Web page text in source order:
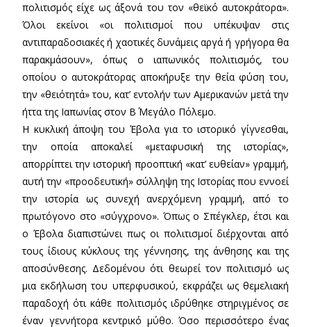
πολιτισμός είχε ως άξονά του τον «θεϊκό αυτοκράτορα».
Όλοι εκείνοι «οι πολιτισμοί που υπέκυψαν στις
αντιπαραδοσιακές ή χαοτικές δυνάμεις αργά ή γρήγορα θα
παρακμάσουν», όπως ο ιαπωνικός πολιτισμός, του
οποίου ο αυτοκράτορας αποκήρυξε την θεία φύση του,
την «θειότητά» του, κατ’ εντολήν των Αμερικανών μετά την
ήττα της Ιαπωνίας στον Β΄ Μεγάλο Πόλεμο.
Η κυκλική άποψη του Έβολα για το ιστορικό γίγνεσθαι,
την οποία αποκαλεί «μεταφυσική της ιστορίας»,
απορρίπτει την ιστορική προοπτική «κατ’ ευθείαν» γραμμή,
αυτή την «προοδευτική» σύλληψη της Ιστορίας που εννοεί
την ιστορία ως συνεχή ανερχόμενη γραμμή, από το
πρωτόγονο στο «σύγχρονο». Όπως ο Σπέγκλερ, έτσι και
ο Έβολα διαπιστώνει πως οι πολιτισμοί διέρχονται από
τους ίδιους κύκλους της γέννησης, της άνθησης και της
αποσύνθεσης. Δεδομένου ότι θεωρεί τον πολιτισμό ως
μια εκδήλωση του υπερφυσικού, εκφράζει ως θεμελιακή
παραδοχή ότι κάθε πολιτισμός ιδρύθηκε στηριγμένος σε
έναν γεννήτορα κεντρικό μύθο. Όσο περισσότερο ένας